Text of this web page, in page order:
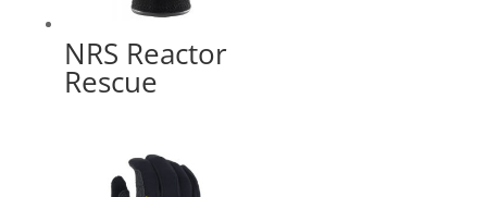
NRS Reactor
Rescue